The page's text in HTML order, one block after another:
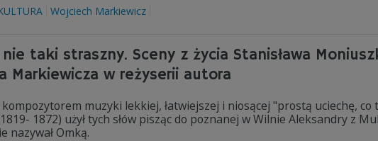
Wojciech Markiewicz
taki straszny. Sceny z życia Stanisława
Markiewicza w reżyserii autora
kompozytorem muzyki lekkiej, łatwiejszej i niosącej "prostą uciechę, co
1872) użył tych słów pisząc do poznanej w Wilnie Aleksandry z
nazywał Omką.